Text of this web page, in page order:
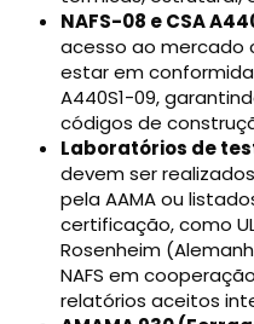
NAFS-08 e CSA
acesso ao mercado
estar em
A440S1-09,
códigos de
Laboratórios de
devem ser
pela AAMA ou
certificação, como
Rosenheim
NAFS em
relatórios aceitos